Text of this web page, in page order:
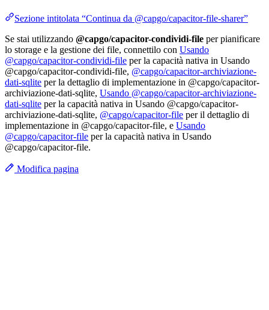
Sezione intitolata “Continua da @capgo/capacitor-file-sharer”
Se stai utilizzando @capgo/capacitor-condividi-file per pianificare
lo storage e la gestione dei file, connettilo con Usando
@capgo/capacitor-condividi-file per la capacità nativa in Usando
@capgo/capacitor-condividi-file, @capgo/capacitor-archiviazione-
dati-sqlite per la dettaglio di implementazione in @capgo/capacitor-
archiviazione-dati-sqlite, Usando @capgo/capacitor-archiviazione-
dati-sqlite per la capacità nativa in Usando @capgo/capacitor-
archiviazione-dati-sqlite, @capgo/capacitor-file per il dettaglio di
implementazione in @capgo/capacitor-file, e Usando
@capgo/capacitor-file per la capacità nativa in Usando
@capgo/capacitor-file.
Modifica pagina